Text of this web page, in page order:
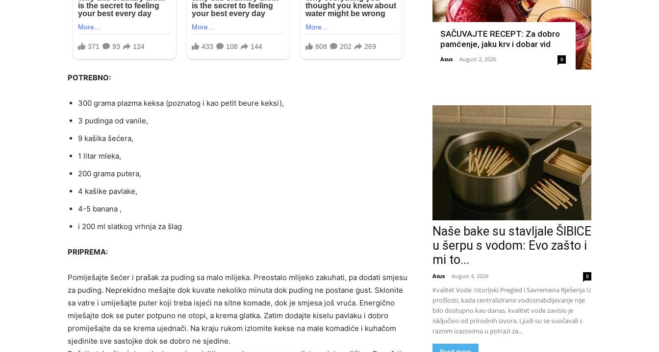
POTREBNO:
300 grama plazma keksa (poznatog i kao petit beure keksi),
3 pudinga od vanile,
9 kašika šećera,
1 litar mleka,
200 grama putera,
4 kašike pavlake,
4-5 banana ,
i 200 ml slatkog vrhnja za šlag
PRIPREMA:
Pomiješajte šećer i prašak za puding sa malo mlijeka. Preostalo mlijeko zakuhati, pa dodati smjesu
za puding. Neprekidno mešajte dok kuvate nekoliko minuta dok puding ne postane gust. Sklonite
sa vatre i umiješajte puter koji treba isjeći na sitne komade, dok je smjesa još vruća. Energično
miješajte dok se puter potpuno ne otopi, a krema glatka. Zatim dodajte kiselu pavlaku i dobro
promiješajte da se krema ujednači. Na kraju rukom izlomite kekse na male komadiće i kuhačom
sjedinite sve sastojke dok se dobro ne sjedine.
SAČUVAJTE RECEPT: Za dobro
pamćenje, jaku krv i dobar vid
Asus - August 2, 2026 0
Naše bake su stavljale ŠIBICE
u šerpu s vodom: Evo zašto i
mi to...
Asus - August 4, 2026 0
Kvalitet Vode: Istorijski Pregled i Savremena Rješenja U
prošlosti, kada centralizirano vodosnabdijevanje nije
bilo dostupno kao danas, kvalitet vode zavisio je
isključivo od prirodnih izvora. Ljudi su se suočavali s
raznim izazovima u potrazi za...